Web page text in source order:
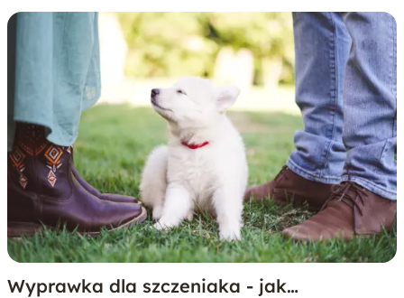
Wyprawka dla szczeniaka - jak